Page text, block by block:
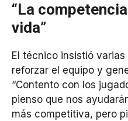
“La
vida”
El técnico insistió
reforzar el equipo y
“Contento con los
pienso que nos
más competitiva, pero